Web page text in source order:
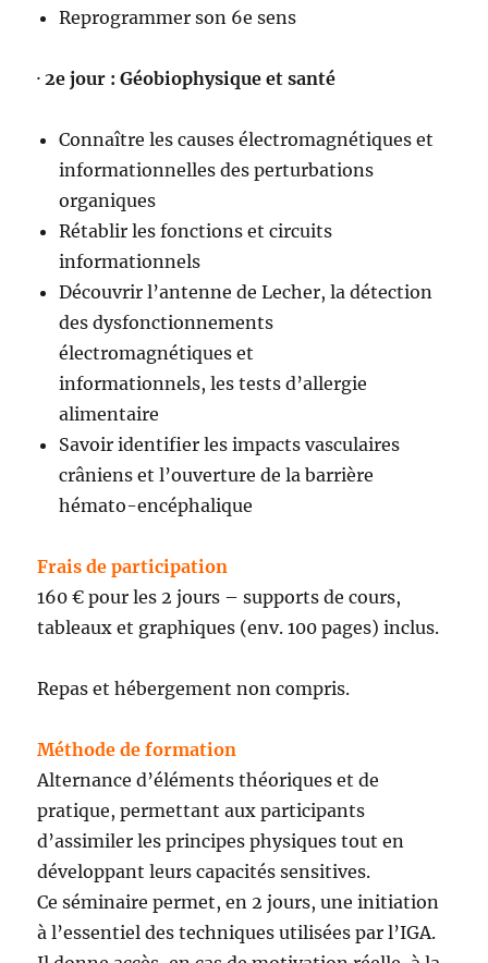
Reprogrammer son 6e sens
·2e jour : Géobiophysique et santé
Connaître les causes électromagnétiques et
informationnelles des perturbations
organiques
Rétablir les fonctions et circuits
informationnels
Découvrir l’antenne de Lecher, la détection
des dysfonctionnements
électromagnétiques et
informationnels, les tests d’allergie
alimentaire
Savoir identifier les impacts vasculaires
crâniens et l’ouverture de la barrière
hémato-encéphalique
Frais de participation
160 € pour les 2 jours – supports de cours,
tableaux et graphiques (env. 100 pages) inclus.
Repas et hébergement non compris.
Méthode de formation
Alternance d’éléments théoriques et de
pratique, permettant aux participants
d’assimiler les principes physiques tout en
développant leurs capacités sensitives.
Ce séminaire permet, en 2 jours, une initiation
à l’essentiel des techniques utilisées par l’IGA.